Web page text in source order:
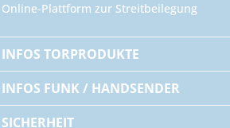
Online-Plattform zur Streitbeilegung
INFOS TORPRODUKTE
INFOS FUNK / HANDSENDER
SICHERHEIT